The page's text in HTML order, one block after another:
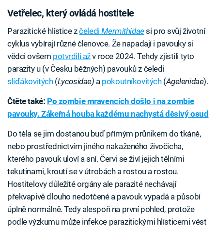
Vetřelec, který ovládá hostitele
Parazitické hlístice zčelediMermithidaesi pro svůj životní
cyklus vybírají různé členovce. Že napadají i pavouky si
vědci ovšem potvrdili ažv roce 2024. Tehdy zjistili tyto
parazity u (v Česku běžných) pavouků z čeledi
slíďákovitých(Lycosidae) a pokoutníkovitých(Agelenidae).
Čtěte také: Po zombie mravencích došlo i na zombie
pavouky. Zákeřná houba každému nachystá děsivý osud
Do těla se jim dostanou buď přímým průnikem do tkáně,
nebo prostřednictvím jiného nakaženého živočicha,
kterého pavouk uloví a sní. Červi se živí jejich tělními
tekutinami, kroutí se v útrobách a rostou a rostou.
Hostitelovy důležité orgány ale parazité nechávají
překvapivě dlouho nedotčené a pavouk vypadá a působí
úplně normálně. Tedy alespoň na první pohled, protože
podle výzkumu může infekce parazitickými hlísticemi vést